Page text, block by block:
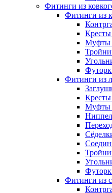
Фитинги из
Фитинги из
Муфты
Фитинги из
Муфты
Фитинги из